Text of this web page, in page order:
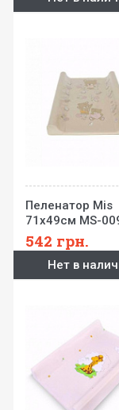
Пеленатор Mis
71x49см MS-
542 грн.
Нет в